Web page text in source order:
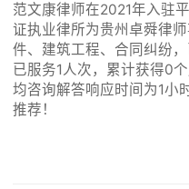
范文康律师在2021年入驻
证执业律所为贵州卓舜律
件、建筑工程、合同纠纷
已服务1人次，累计获得0
均咨询解答响应时间为1小
推荐！